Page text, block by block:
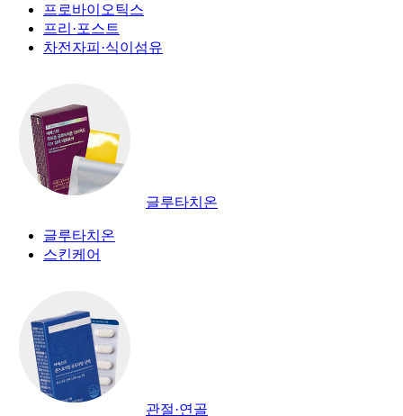
프로바이오틱스
프리·포스트
차전자피·식이섬유
글루타치온
글루타치온
스킨케어
관절·연골